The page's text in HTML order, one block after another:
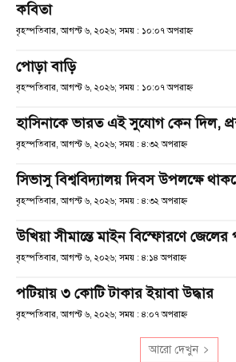
কবিতা
বৃহস্পতিবার, আগস্ট ৬, ২০২৬; সময় : ১০:০৭ অপরাহ্ণ
পোড়া বাড়ি
বৃহস্পতিবার, আগস্ট ৬, ২০২৬; সময় : ১০:০৭ অপরাহ্ণ
হাসিনাকে ভারত এই সুযোগ কেন দিল,
বৃহস্পতিবার, আগস্ট ৬, ২০২৬; সময় : ৪:৩২ অপরাহ্ণ
সিভাসু বিশ্ববিদ্যালয় দিবস উপলক্ষে
বৃহস্পতিবার, আগস্ট ৬, ২০২৬; সময় : ৪:৩২ অপরাহ্ণ
উখিয়া সীমান্তে মাইন বিস্ফোরণে জেলের
বৃহস্পতিবার, আগস্ট ৬, ২০২৬; সময় : ৪:১৪ অপরাহ্ণ
পটিয়ায় ৩ কোটি টাকার ইয়াবা উদ্ধার
বৃহস্পতিবার, আগস্ট ৬, ২০২৬; সময় : ৪:০৭ অপরাহ্ণ
আরো দেখুন